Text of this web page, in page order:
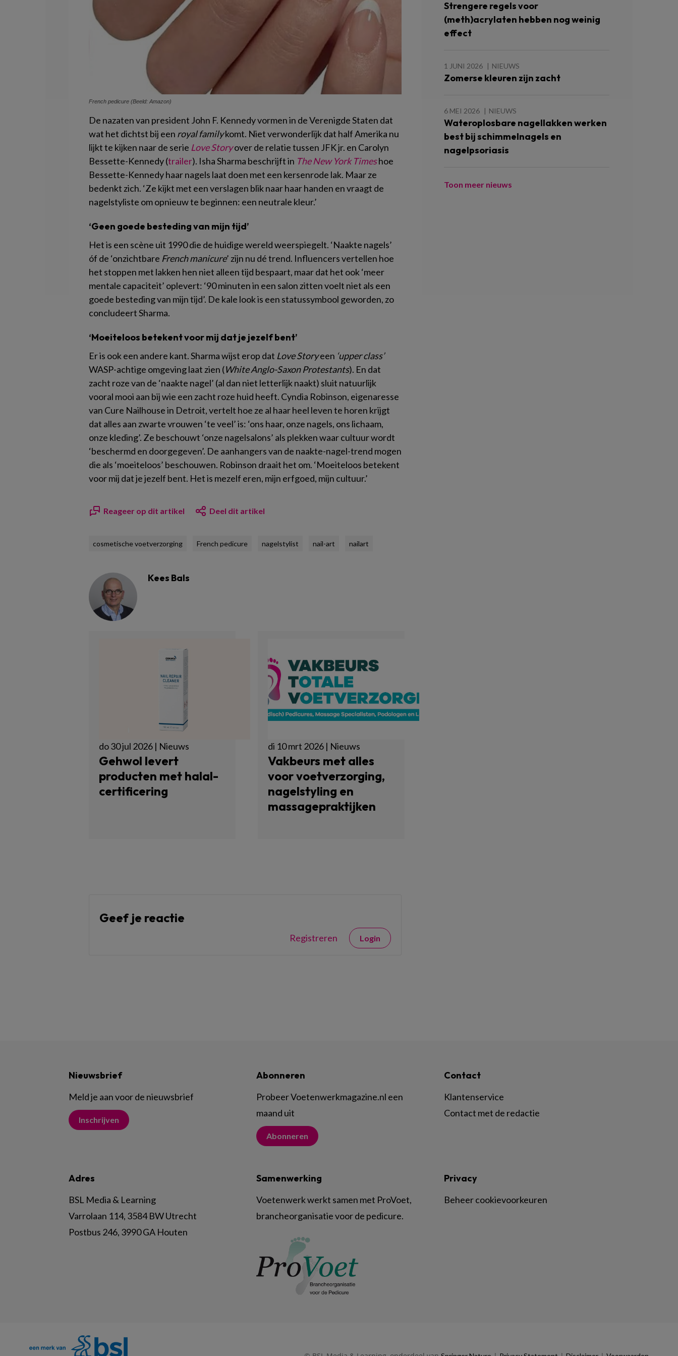
French pedicure (Beeld: Amazon)
De nazaten van president John F. Kennedy vormen in de Verenigde Staten dat
wat het dichtst bij een royal familykomt. Niet verwonderlijk dat half Amerika nu
lijkt te kijken naar de serie Love Storyover de relatie tussen JFK jr. en Carolyn
Bessette-Kennedy (trailer). Isha Sharma beschrijft in The New York Timeshoe
Bessette-Kennedy haar nagels laat doen met een kersenrode lak. Maar ze
bedenkt zich. ‘Ze kijkt met een verslagen blik naar haar handen en vraagt ​​de
nagelstyliste om opnieuw te beginnen: een neutrale kleur.’
‘Geen goede besteding van mijn tijd’
Het is een scène uit 1990 die de huidige wereld weerspiegelt. ‘Naakte nagels’
óf de ‘onzichtbare French manicure’ zijn nu dé trend. Influencers vertellen hoe
het stoppen met lakken hen niet alleen tijd bespaart, maar dat het ook ‘meer
mentale capaciteit’ oplevert: ‘90 minuten in een salon zitten voelt niet als een
goede besteding van mijn tijd’. De kale look is een statussymbool geworden, zo
concludeert Sharma.
‘Moeiteloos betekent voor mij dat je jezelf bent’
Er is ook een andere kant. Sharma wijst erop dat Love Storyeen ‘upper class’
WASP-achtige omgeving laat zien (White Anglo-Saxon Protestants). En dat
zacht roze van de ‘naakte nagel’ (al dan niet letterlijk naakt) sluit natuurlijk
vooral mooi aan bij wie een zacht roze huid heeft. Cyndia Robinson, eigenaresse
van Cure Nailhouse in Detroit, vertelt hoe ze al haar heel leven te horen krijgt
dat alles aan zwarte vrouwen ‘te veel’ is: ‘ons haar, onze nagels, ons lichaam,
onze kleding’. Ze beschouwt ‘onze nagelsalons’ als plekken waar cultuur wordt
‘beschermd en doorgegeven’. De aanhangers van de naakte-nagel-trend mogen
die als ‘moeiteloos’ beschouwen. Robinson draait het om. ‘Moeiteloos betekent
voor mij dat je jezelf bent. Het is mezelf eren, mijn erfgoed, mijn cultuur.’
Reageer op dit artikel Deel dit artikel
cosmetische voetverzorging French pedicure nagelstylist nail-art nailart
Kees Bals
do 30 jul 2026 | Nieuws
Gehwol levert
producten met halal-
certificering
di 10 mrt 2026 | Nieuws
Vakbeurs met alles
voor voetverzorging,
nagelstyling en
massagepraktijken
Geef je reactie
Registreren Login
Strengere regels voor
(meth)acrylaten hebben nog weinig
effect
1 JUNI 2026 NIEUWS
Zomerse kleuren zijn zacht
6 MEI 2026 NIEUWS
Wateroplosbare nagellakken werken
best bij schimmelnagels en
nagelpsoriasis
Toon meer nieuws
Nieuwsbrief
Meld je aan voor de nieuwsbrief
Inschrijven
Abonneren
Probeer Voetenwerkmagazine.nl een
maand uit
Abonneren
Contact
Klantenservice
Contact met de redactie
Adres
BSL Media & Learning
Varrolaan 114, 3584 BW Utrecht
Postbus 246, 3990 GA Houten
Samenwerking
Voetenwerk werkt samen met ProVoet,
brancheorganisatie voor de pedicure.
Privacy
Beheer cookievoorkeuren